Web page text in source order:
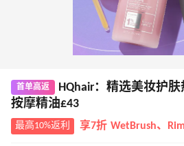
首单高返
HQhair：精选美妆护肤
按摩精油£43
最高10%返利 享7折 WetBrush、